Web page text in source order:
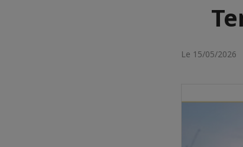
Le 15/05/2026